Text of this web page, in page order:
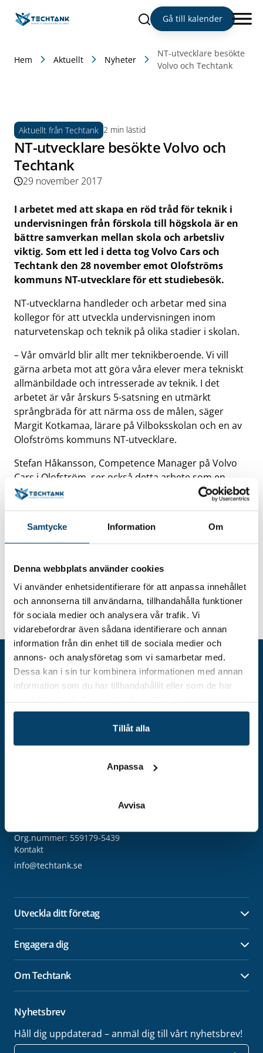
Samtycke Information Om
Denna webbplats använder cookies
Vi använder enhetsidentifierare för att anpassa innehållet
och annonserna till användarna, tillhandahålla funktioner
för sociala medier och analysera vår trafik. Vi
vidarebefordrar även sådana identifierare och annan
information från din enhet till de sociala medier och
annons- och analysföretag som vi samarbetar med.
Dessa kan i sin tur kombinera informationen med annan
information som du har tillhandahållit eller som de har
Tillåt alla
Anpassa
Avvisa
Sök Gå till kalender
Hem Aktuellt Nyheter
NT-utvecklare besökte
Volvo och Techtank
Aktuellt från Techtank 2 min lästid
NT-utvecklare besökte Volvo och
Techtank
29 november 2017
I arbetet med att skapa en röd tråd för teknik i
undervisningen från förskola till högskola är en
bättre samverkan mellan skola och arbetsliv
viktig. Som ett led i detta tog Volvo Cars och
Techtank den 28 november emot Olofströms
kommuns NT-utvecklare för ett studiebesök.
NT-utvecklarna handleder och arbetar med sina
kollegor för att utveckla undervisningen inom
naturvetenskap och teknik på olika stadier i skolan.
– Vår omvärld blir allt mer teknikberoende. Vi vill
gärna arbeta mot att göra våra elever mera tekniskt
allmänbildade och intresserade av teknik. I det
arbetet är vår årskurs 5-satsning en utmärkt
språngbräda för att närma oss de målen, säger
Margit Kotkamaa, lärare på Vilboksskolan och en av
Olofströms kommuns NT-utvecklare.
Stefan Håkansson, Competence Manager på Volvo
Cars i Olofström, ser också detta arbete som en
viktig satsning för framtiden, och berättar mer om
– Genom en upplevelse kommer eleverna under en
halvdag få inblick i hur teknik används inom
information, se med egna ögon samt få göra själva.
Vi hade tidigare ett Sjätteklass-projekt som var
uppskattat så det känns bra att nu kunna sjösätta
Femteklass-projektet.
Org.nummer: 559179-5439
Kontakt
info@techtank.se
Utveckla ditt företag
Engagera dig
Om Techtank
Nyhetsbrev
Håll dig uppdaterad – anmäl dig till vårt nyhetsbrev!
E-